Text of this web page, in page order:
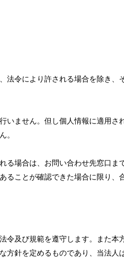
法令により許される場合を除き
ません。但し個人情報に適用さ
。
場合は、お問い合わせ先窓口ま
ことが確認できた場合に限り、
及び規範を遵守します。また本
方針を定めるものであり、当法人